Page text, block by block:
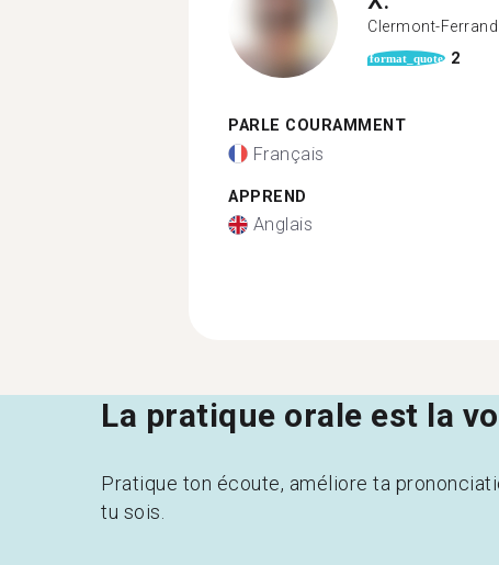
Clermont-Ferrand
format_quote 2
PARLE COURAMMENT
Français
APPREND
Anglais
La pratique orale est la
Pratique ton écoute, améliore ta
tu sois.